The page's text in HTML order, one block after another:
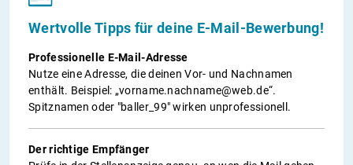
Wertvolle Tipps für deine E-Mail-Bewerbung!
Professionelle E-Mail-Adresse
Nutze eine Adresse, die deinen Vor- und Nachnamen
enthält. Beispiel: „vorname.nachname@web.de“.
Spitznamen oder "baller_99" wirken unprofessionell.
Der richtige Empfänger